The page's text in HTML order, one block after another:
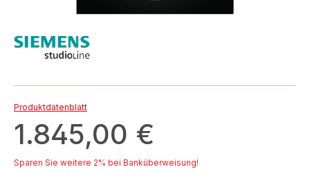
Produktdatenblatt
1.845,00 €
Sparen Sie weitere 2% bei Banküberweisung!